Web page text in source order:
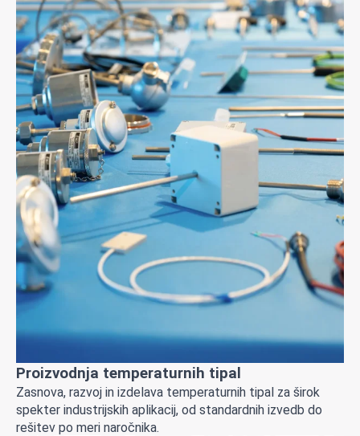
Proizvodnja temperaturnih tipal
Zasnova, razvoj in izdelava temperaturnih tipal za širok
spekter industrijskih aplikacij, od standardnih izvedb do
rešitev po meri naročnika.